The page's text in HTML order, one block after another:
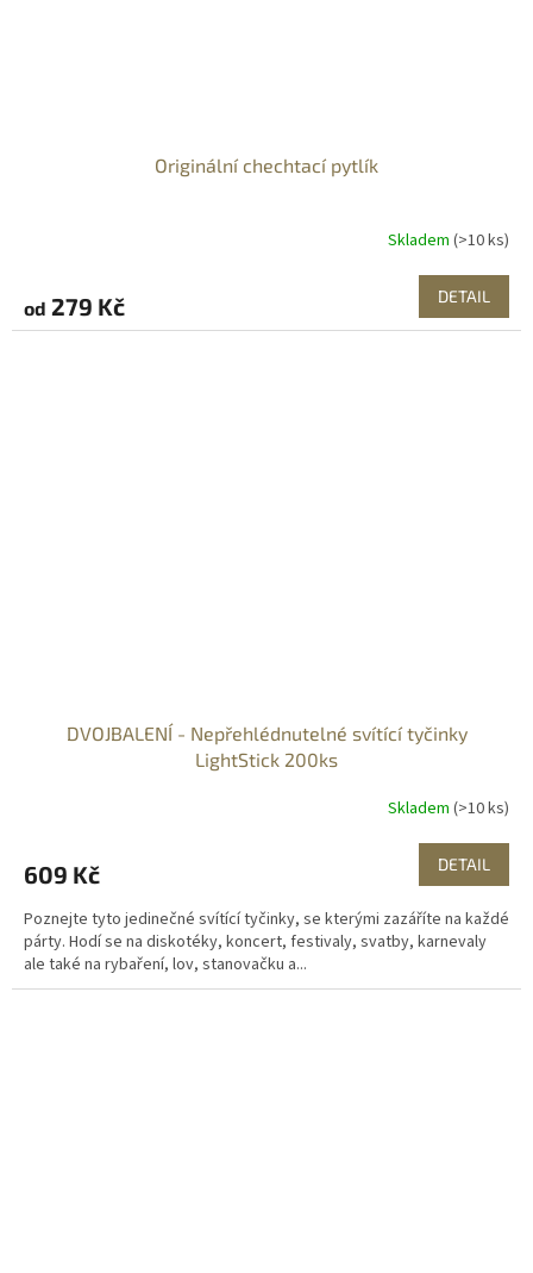
Originální chechtací pytlík
Skladem (>10 ks)
od 279 Kč DETAIL
DVOJBALENÍ - Nepřehlédnutelné svítící tyčinky
LightStick 200ks
Skladem (>10 ks)
609 Kč DETAIL
Poznejte tyto jedinečné svítící tyčinky, se kterými zazáříte na každé
párty. Hodí se na diskotéky, koncert, festivaly, svatby, karnevaly
ale také na rybaření, lov, stanovačku a...